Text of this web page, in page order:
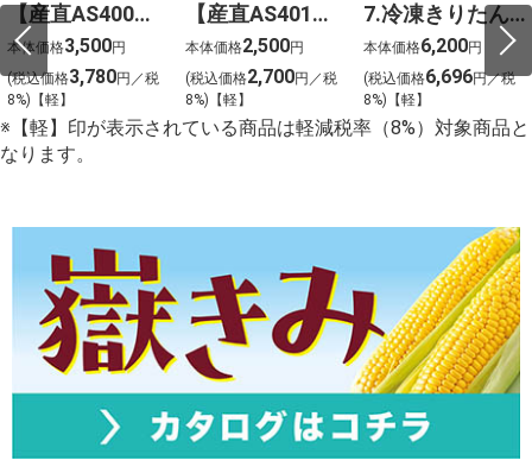
【産直AS400】嶽きみ（サニーショコラ）１０本
本体価格3,500円
(税込価格3,780円／税
8%)【軽】
【産直AS401】嶽きみ（サニーショコラ）６本
本体価格2,500円
(税込価格2,700円／税
8%)【軽】
7.冷凍きりたんぽセットM 野菜なし 4人前
本体価格6,200円
(税込価格6,696円／税
8%)【軽】
※【軽】印が表示されている商品は軽減税率（8%）対象商品と
なります。